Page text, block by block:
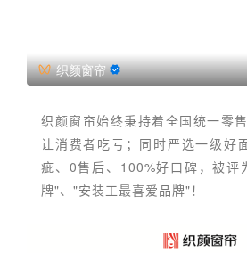
织颜窗帘
织颜窗帘始终秉持着全国统一零
让消费者吃亏；同时严选一级好
疵、0售后、100%好口碑，被评
牌"、"安装工最喜爱品牌"！